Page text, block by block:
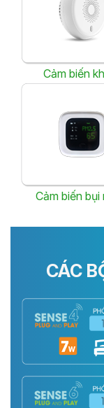
Cảm biến
Cảm biến bụi
CÁC